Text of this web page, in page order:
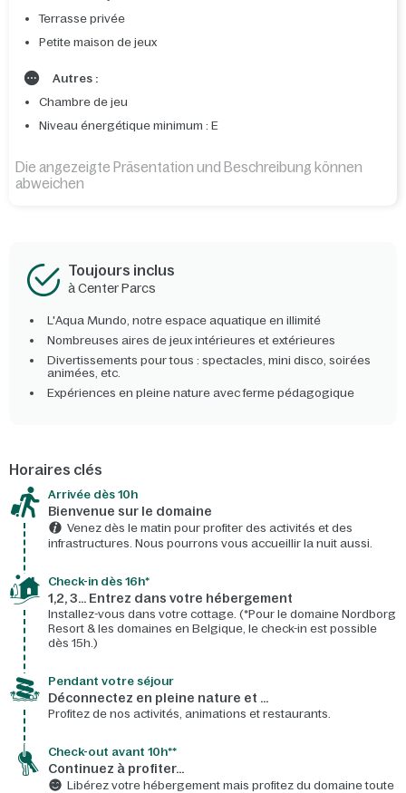
Terrasse privée
Petite maison de jeux
Autres :
Chambre de jeu
Niveau énergétique minimum : E
Die angezeigte Präsentation und Beschreibung können
abweichen
Toujours inclus
à Center Parcs
L'Aqua Mundo, notre espace aquatique en illimité
Nombreuses aires de jeux intérieures et extérieures
Divertissements pour tous : spectacles, mini disco, soirées
animées, etc.
Expériences en pleine nature avec ferme pédagogique
Horaires clés
Arrivée dès 10h​
Bienvenue sur le domaine​
Venez dès le matin pour profiter des activités et des
infrastructures. Nous pourrons vous accueillir la nuit aussi.
Check-in dès 16h*​
1,2, 3… Entrez dans votre hébergement
Installez-vous dans votre cottage. (*Pour le domaine Nordborg
Resort & les domaines en Belgique, le check-in est possible
dès 15h.)
Pendant votre séjour
Déconnectez en pleine nature et …
Profitez de nos activités, animations et restaurants.
Check-out avant 10h**
Continuez à profiter…
Libérez votre hébergement mais profitez du domaine toute